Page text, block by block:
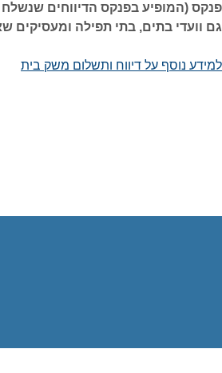
פנקס (המופיע בפנקס הדיווחים
גם וועדי בתים, בתי תפילה ומעסיקים
למידע נוסף על דיווח ותשלום משק בית